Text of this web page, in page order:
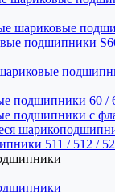
шариковые
подшипники
подшипники 60 /
подшипники с
511 / 512 /